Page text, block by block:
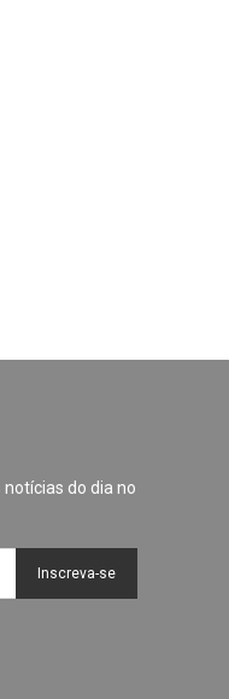
notícias do dia no
Inscreva-se